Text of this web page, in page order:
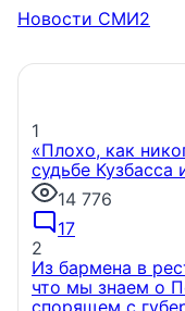
Новости СМИ2
1
«Плохо, как
судьбе Кузбасса
14 776
17
2
Из бармена в
что мы знаем о